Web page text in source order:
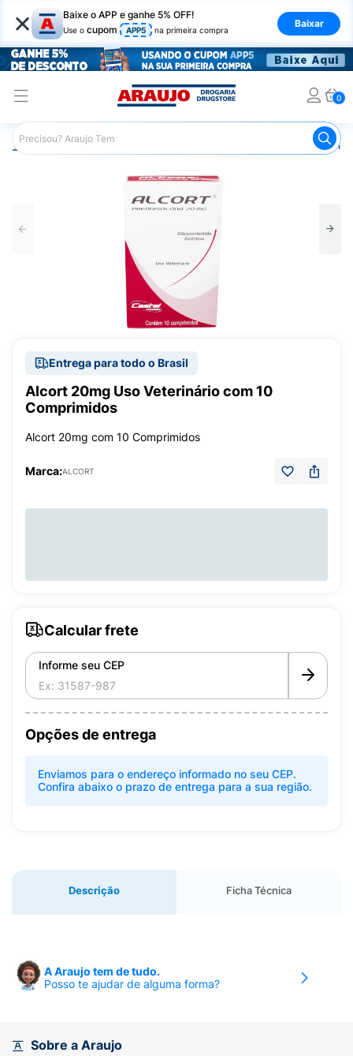
× Baixe o APP e ganhe 5% OFF!
Use o cupom APP5 na primeira compra
Baixar
0
Araujo Pet Shop Anti-Inflamatório Canino
Entrega para todo o Brasil
Alcort 20mg Uso Veterinário com 10
Comprimidos
Alcort 20mg com 10 Comprimidos
Marca:ALCORT
Calcular frete
Informe seu CEP
Opções de entrega
Enviamos para o endereço informado no seu CEP.
Confira abaixo o prazo de entrega para a sua região.
Descrição Ficha Técnica
A Araujo tem de tudo.
Posso te ajudar de alguma forma?
Sobre a Araujo